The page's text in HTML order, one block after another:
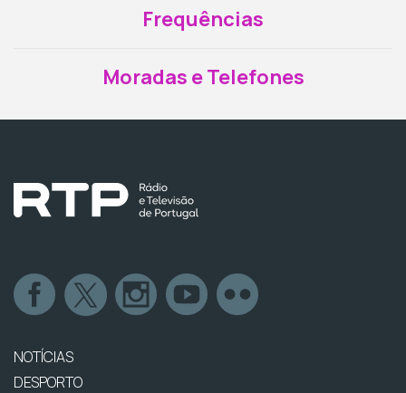
Frequências
Moradas e Telefones
NOTÍCIAS
DESPORTO